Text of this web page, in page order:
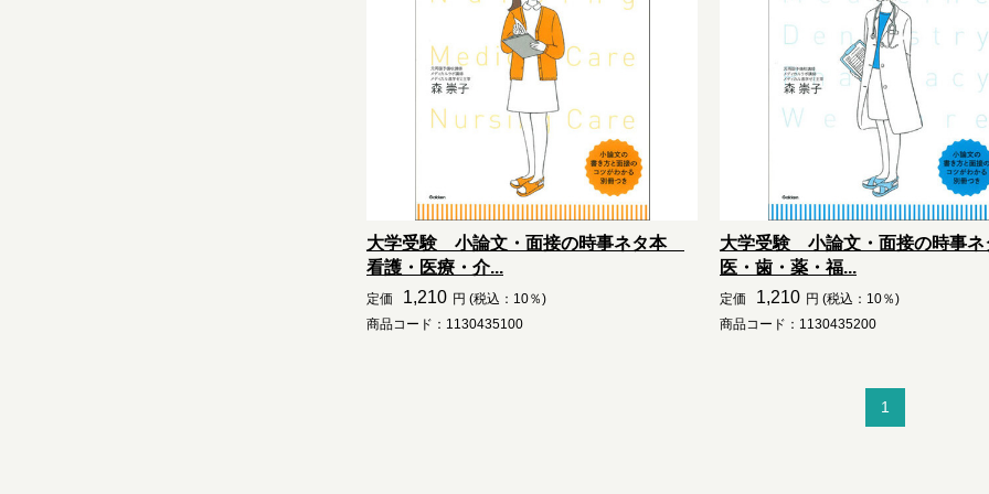
大学受験 小論文・面接の時事ネタ本
看護・医療・介...
定価 1,210 円 (税込：10％)
商品コード：1130435100
大学受験 小論文・面接の時事
医・歯・薬・福...
定価 1,210 円 (税込：10％)
商品コード：1130435200
1